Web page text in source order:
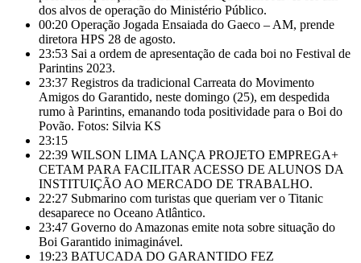
dos alvos de operação do Ministério Público.
00:20 Operação Jogada Ensaiada do Gaeco – AM, prende
diretora HPS 28 de agosto.
23:53 Sai a ordem de apresentação de cada boi no Festival de
Parintins 2023.
23:37 Registros da tradicional Carreata do Movimento
Amigos do Garantido, neste domingo (25), em despedida
rumo à Parintins, emanando toda positividade para o Boi do
Povão. Fotos: Silvia KS
23:15
22:39 WILSON LIMA LANÇA PROJETO EMPREGA+
CETAM PARA FACILITAR ACESSO DE ALUNOS DA
INSTITUIÇÃO AO MERCADO DE TRABALHO.
22:27 Submarino com turistas que queriam ver o Titanic
desaparece no Oceano Atlântico.
23:47 Governo do Amazonas emite nota sobre situação do
Boi Garantido inimaginável.
19:23 BATUCADA DO GARANTIDO FEZ